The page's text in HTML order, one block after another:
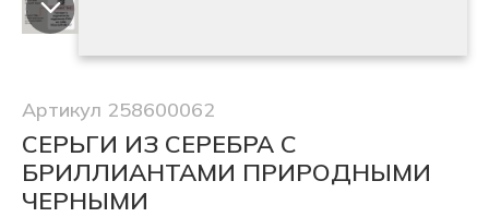
Артикул 258600062
СЕРЬГИ ИЗ СЕРЕБРА С
БРИЛЛИАНТАМИ ПРИРОДНЫМИ
ЧЕРНЫМИ